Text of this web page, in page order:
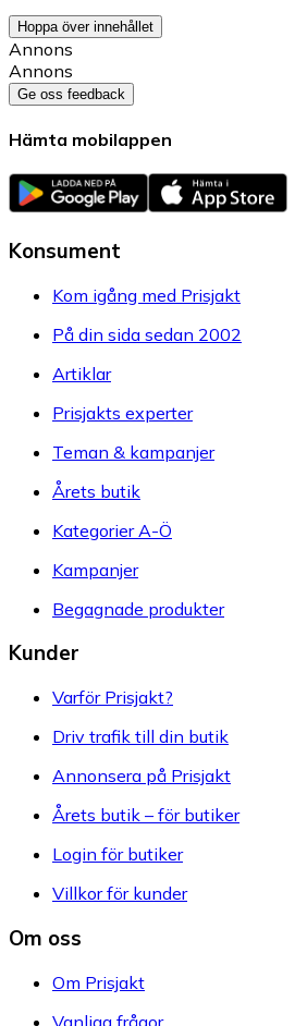
Hoppa över innehållet
Annons
Annons
Ge oss feedback
Hämta mobilappen
Konsument
Kom igång med Prisjakt
På din sida sedan 2002
Artiklar
Prisjakts experter
Teman & kampanjer
Årets butik
Kategorier A-Ö
Kampanjer
Begagnade produkter
Kunder
Varför Prisjakt?
Driv trafik till din butik
Annonsera på Prisjakt
Årets butik – för butiker
Login för butiker
Villkor för kunder
Om oss
Om Prisjakt
Vanliga frågor